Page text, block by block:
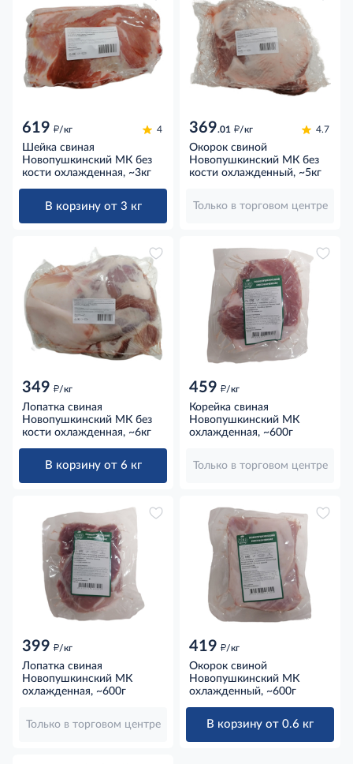
619 д/кг 4
Шейка свиная
Новопушкинский МК без
кости охлажденная, ~3кг
В корзину от 3 кг
369.01 д/кг 4.7
Окорок свиной
Новопушкинский МК без
кости охлажденный, ~5кг
Только в торговом центре
349 д/кг
Лопатка свиная
Новопушкинский МК без
кости охлажденная, ~6кг
В корзину от 6 кг
459 д/кг
Корейка свиная
Новопушкинский МК
охлажденная, ~600г
Только в торговом центре
399 д/кг
Лопатка свиная
Новопушкинский МК
охлажденная, ~600г
Только в торговом центре
419 д/кг
Окорок свиной
Новопушкинский МК
охлажденный, ~600г
В корзину от 0.6 кг